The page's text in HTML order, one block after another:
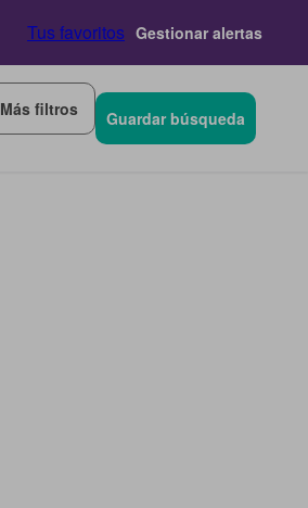
Tus favoritos Gestionar alertas
Más filtros Guardar búsqueda